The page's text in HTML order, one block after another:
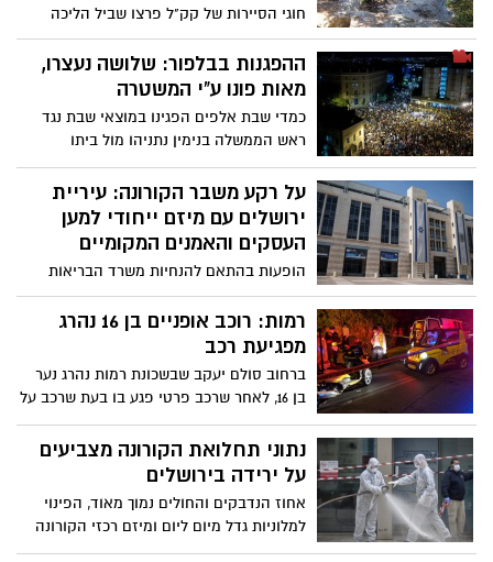
חוגי הסיירות של קק"ל פרצו שביל הליכה
בעקבותיו התגלתה הגת
ההפגנות בבלפור: שלושה נעצרו,
מאות פונו ע"י המשטרה
כמדי שבת אלפים הפגינו במוצאי שבת נגד
ראש הממשלה בנימין נתניהו מול ביתו
שברחוב בלפור בירושלים. מוקדי מחאה
נוספים התפרשו בגשרים ובצמתים ברחבי
הארץ
על רקע משבר הקורונה: עיריית
ירושלים עם מיזם ייחודי למען
העסקים והאמנים המקומיים
הופעות בהתאם להנחיות משרד הבריאות
ופתרון יצירתי לבעלי העסקים: עיריית ירושלים
יצאה לאחרונה ב'קול קורא' המזמין אמנים,
יוצרים ובעלי עסקים להצטרף למיזם "ברוטינה
ויוצרים בבתי העסק המקומיים, תוך קבלת
מימון ותמיכה מהעירייה. כלל ההופעות
ההנחיות המתעדכנות של משרד הבריאות.
רמות: רוכב אופניים בן 16 נהרג
מפגיעת רכב
ברחוב סולם יעקב שבשכונת רמות נהרג נער
בן 16, לאחר שרכב פרטי פגע בו בעת שרכב על
אופניו. כוחות מד"א העניקו לו טיפול ראשוני
בזירת האירוע, אך מותו נקבע עם הגעתו לבית
החולים
נתוני תחלואת הקורונה מצביעים
על ירידה בירושלים
אחוז הנדבקים והחולים נמוך מאוד, הפינוי
למלוניות גדל מיום ליום ומיזם רכזי הקורונה
הייחודי של עיריית ירושלים מסייע לשמור על